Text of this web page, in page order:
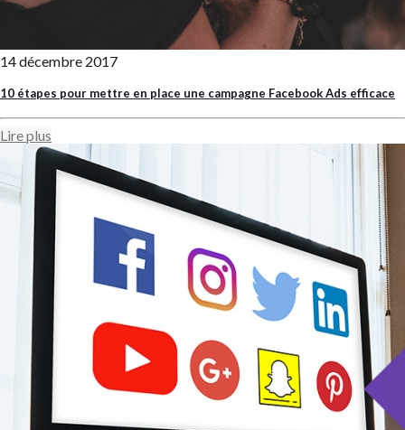
14 décembre 2017
10 étapes pour mettre en place une campagne Facebook Ads efficace
Lire plus